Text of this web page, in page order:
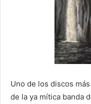
Uno de los discos
de la ya mítica banda